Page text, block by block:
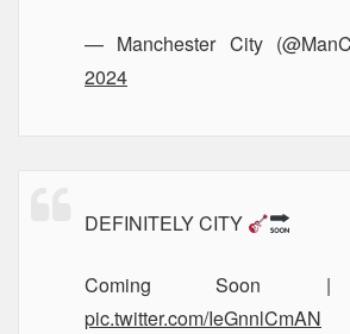
— Manchester City
2024
DEFINITELY CITY
Coming Soon |
pic.twitter.com/IeGnnlCmAN